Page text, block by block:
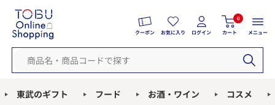
クーポン お気に入り ログイン
0
カート メニュー
東武のギフト フード お酒・ワイン コスメ